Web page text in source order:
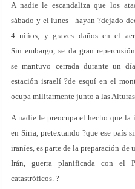
A nadie le escandaliza que los
sábado y el lunes– hayan ?dejado
4 niños, y graves daños en el
Sin embargo, se da gran
se mantuvo cerrada durante un
estación israelí ?de esquí en el
ocupa militarmente junto a las
A nadie le preocupa el hecho que la
en Siria, pretextando ?que ese país
iraníes, es parte de la preparación de
Irán, guerra planificada con el
catastróficos. ?